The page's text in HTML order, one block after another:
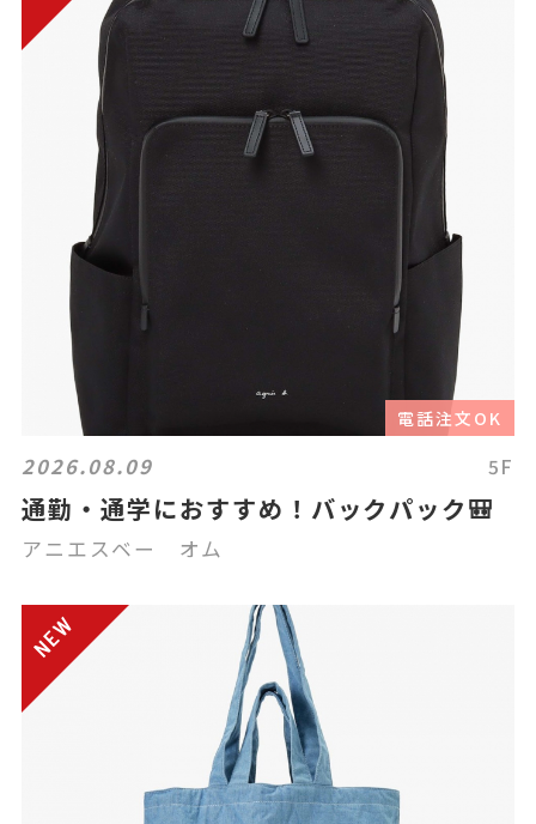
電話注文OK
2026.08.09 5F
通勤・通学におすすめ！バックパック🎒
アニエスベー オム